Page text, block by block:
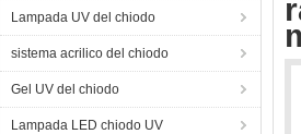
Lampada UV del chiodo
sistema acrilico del chiodo
Gel UV del chiodo
Lampada LED chiodo UV